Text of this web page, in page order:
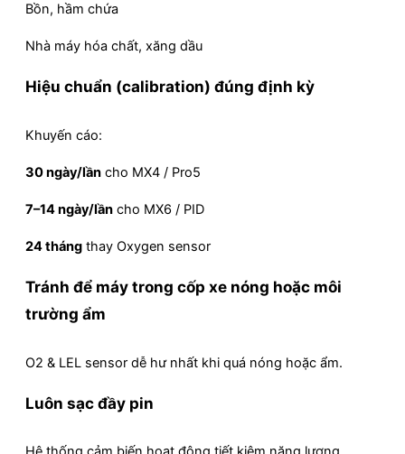
Bồn, hầm chứa
Nhà máy hóa chất, xăng dầu
Hiệu chuẩn (calibration) đúng định kỳ
Khuyến cáo:
30 ngày/lần cho MX4 / Pro5
7–14 ngày/lần cho MX6 / PID
24 tháng thay Oxygen sensor
Tránh để máy trong cốp xe nóng hoặc môi
trường ẩm
O2 & LEL sensor dễ hư nhất khi quá nóng hoặc ẩm.
Luôn sạc đầy pin